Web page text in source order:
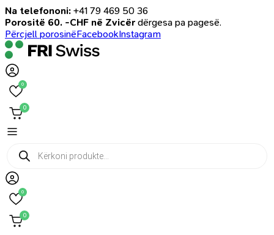
Na telefononi: +41 79 469 50 36
Porositë 60. -CHF në Zvicër dërgesa pa pagesë.
Përcjell porosinëFacebookInstagram
0
0
Products
search
0
0